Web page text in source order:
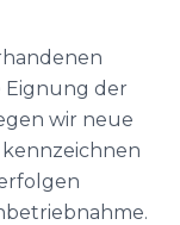
Eignung der
wir neue